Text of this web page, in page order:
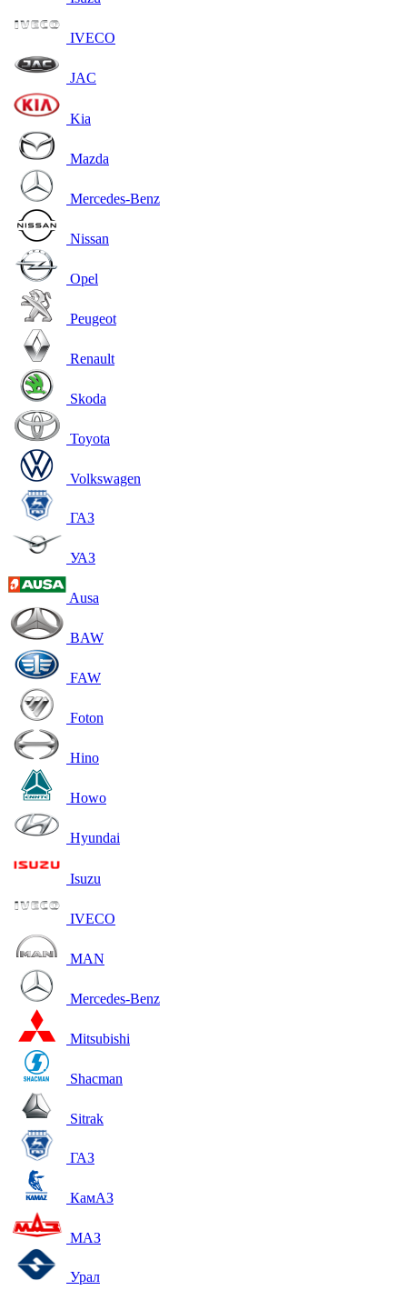
IVECO
JAC
Kia
Mazda
Mercedes-Benz
Nissan
Opel
Peugeot
Renault
Skoda
Toyota
Volkswagen
ГАЗ
УАЗ
Ausa
BAW
FAW
Foton
Hino
Howo
Hyundai
Isuzu
IVECO
MAN
Mercedes-Benz
Mitsubishi
Shacman
Sitrak
ГАЗ
КамАЗ
МАЗ
Урал